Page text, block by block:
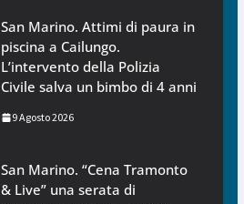
San Marino. Attimi di paura in
piscina a Cailungo.
L’intervento della Polizia
Civile salva un bimbo di 4 anni
9 Agosto 2026
San Marino. “Cena Tramonto
& Live” una serata di